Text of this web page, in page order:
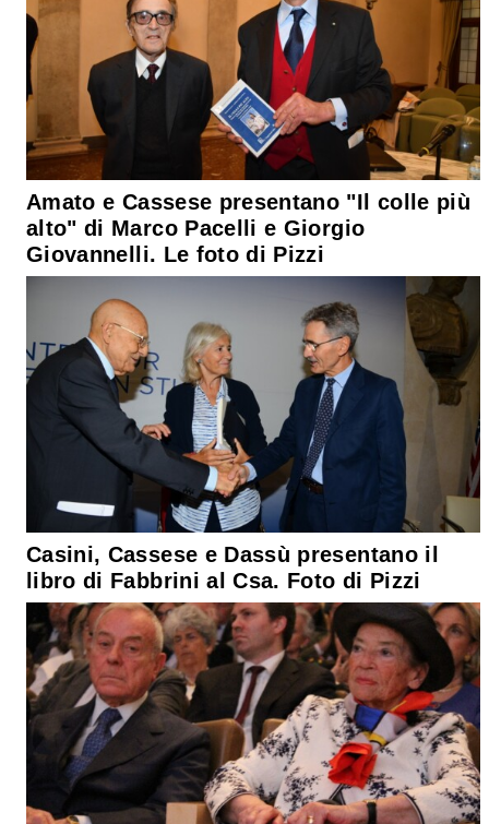
Amato e Cassese presentano "Il colle più
alto" di Marco Pacelli e Giorgio
Giovannelli. Le foto di Pizzi
Casini, Cassese e Dassù presentano il
libro di Fabbrini al Csa. Foto di Pizzi